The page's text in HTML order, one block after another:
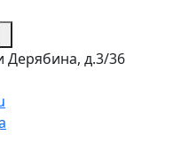
Дерябина, д.3/36